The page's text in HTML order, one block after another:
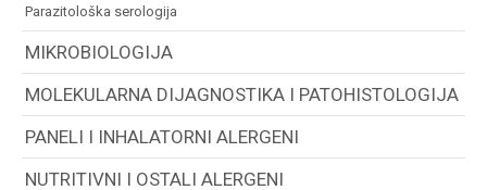
parazitološka serologija
MIKROBIOLOGIJA
MOLEKULARNA DIJAGNOSTIKA I PATOHISTOLOGIJA
PANELI I INHALATORNI ALERGENI
NUTRITIVNI I OSTALI ALERGENI